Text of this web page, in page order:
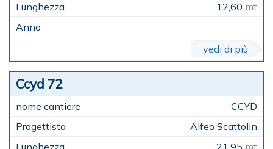
12,60 mt
vedi di più
Ccyd 72
CCYD
Alfeo Scattolin